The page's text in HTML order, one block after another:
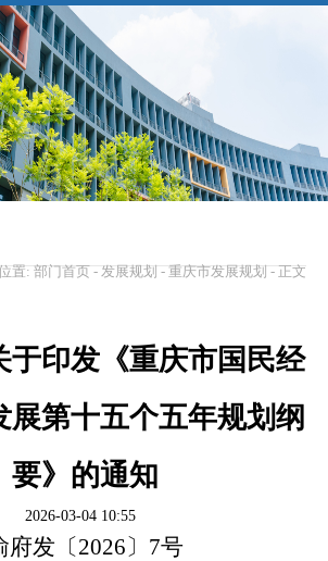
置:部门首页-发展规划-重庆市发展规划- 正文
于印发《重庆市国民经
展第十五个五年规划纲
要》的通知
2026-03-04 10:55
府发〔2026〕7号